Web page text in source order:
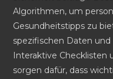
Algorithmen, um
Gesundheitstipps zu
spezifischen Daten
Interaktive Checklisten
sorgen dafür, dass